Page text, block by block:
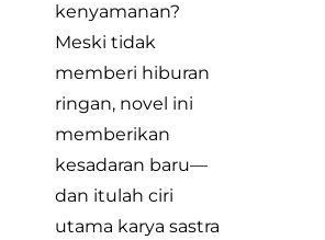
kenyamanan?
Meski tidak
memberi hiburan
ringan, novel ini
memberikan
kesadaran baru—
dan itulah ciri
utama karya sastra